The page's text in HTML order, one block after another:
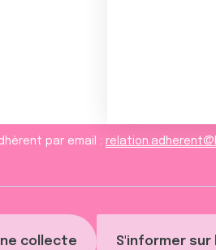
collecte S'informer sur
par email :